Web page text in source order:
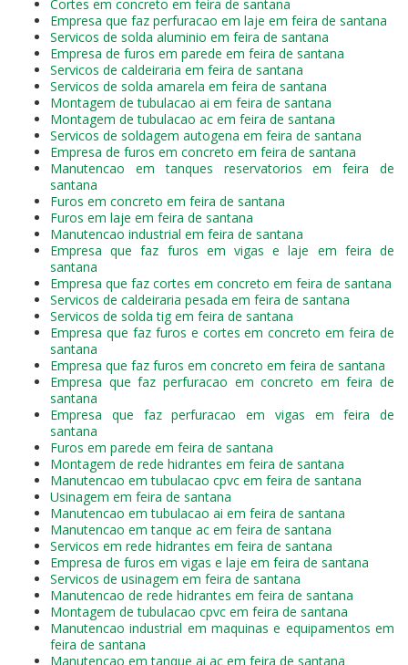
Cortes em concreto em feira de santana
Empresa que faz perfuracao em laje em feira de santana
Servicos de solda aluminio em feira de santana
Empresa de furos em parede em feira de santana
Servicos de caldeiraria em feira de santana
Servicos de solda amarela em feira de santana
Montagem de tubulacao ai em feira de santana
Montagem de tubulacao ac em feira de santana
Servicos de soldagem autogena em feira de santana
Empresa de furos em concreto em feira de santana
Manutencao em tanques reservatorios em feira de
santana
Furos em concreto em feira de santana
Furos em laje em feira de santana
Manutencao industrial em feira de santana
Empresa que faz furos em vigas e laje em feira de
santana
Empresa que faz cortes em concreto em feira de santana
Servicos de caldeiraria pesada em feira de santana
Servicos de solda tig em feira de santana
Empresa que faz furos e cortes em concreto em feira de
santana
Empresa que faz furos em concreto em feira de santana
Empresa que faz perfuracao em concreto em feira de
santana
Empresa que faz perfuracao em vigas em feira de
santana
Furos em parede em feira de santana
Montagem de rede hidrantes em feira de santana
Manutencao em tubulacao cpvc em feira de santana
Usinagem em feira de santana
Manutencao em tubulacao ai em feira de santana
Manutencao em tanque ac em feira de santana
Servicos em rede hidrantes em feira de santana
Empresa de furos em vigas e laje em feira de santana
Servicos de usinagem em feira de santana
Manutencao de rede hidrantes em feira de santana
Montagem de tubulacao cpvc em feira de santana
Manutencao industrial em maquinas e equipamentos em
feira de santana
Manutencao em tanque ai ac em feira de santana